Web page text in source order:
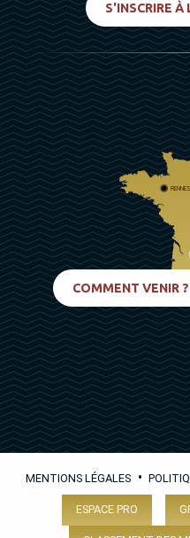
S'INSCRIRE À
RENNES
COMMENT VENIR ?
MENTIONS LÉGALES •
ESPACE PRO